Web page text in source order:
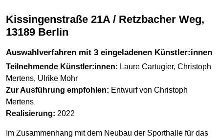
Kissingenstraße 21A / Retzbacher Weg,
13189 Berlin
Auswahlverfahren mit 3 eingeladenen Künstler:innen
Teilnehmende Künstler:innen: Laure Cartugier, Christoph
Mertens, Ulrike Mohr
Zur Ausführung empfohlen: Entwurf von Christoph
Mertens
Realisierung: 2022
Im Zusammenhang mit dem Neubau der Sporthalle für das